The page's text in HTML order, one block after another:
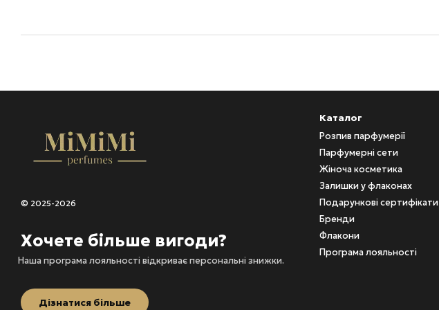
© 2025-2026
Хочете більше вигоди?
Наша програма лояльності відкриває персональні знижки.
Дізнатися більше
Каталог
Розпив парфумерії
Парфумерні сети
Жіноча косметика
Залишки у флаконах
Подарункові сертифікати
Бренди
Флакони
Програма лояльності